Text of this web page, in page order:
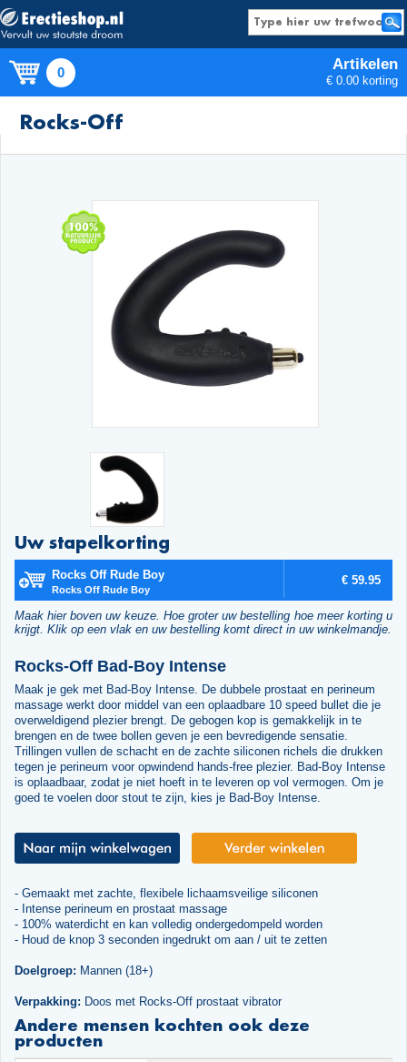
0 Artikelen
€ 0.00 korting
Rocks-Off
Uw stapelkorting
Rocks Off Rude Boy
Rocks Off Rude Boy
€ 59.95
Maak hier boven uw keuze. Hoe groter uw bestelling hoe meer korting u
krijgt. Klik op een vlak en uw bestelling komt direct in uw winkelmandje.
Rocks-Off Bad-Boy Intense
Maak je gek met Bad-Boy Intense. De dubbele prostaat en perineum
massage werkt door middel van een oplaadbare 10 speed bullet die je
overweldigend plezier brengt. De gebogen kop is gemakkelijk in te
brengen en de twee bollen geven je een bevredigende sensatie.
Trillingen vullen de schacht en de zachte siliconen richels die drukken
tegen je perineum voor opwindend hands-free plezier. Bad-Boy Intense
is oplaadbaar, zodat je niet hoeft in te leveren op vol vermogen. Om je
goed te voelen door stout te zijn, kies je Bad-Boy Intense.
- Gemaakt met zachte, flexibele lichaamsveilige siliconen
- Intense perineum en prostaat massage
- 100% waterdicht en kan volledig ondergedompeld worden
- Houd de knop 3 seconden ingedrukt om aan / uit te zetten
Doelgroep: Mannen (18+)
Verpakking: Doos met Rocks-Off prostaat vibrator
Andere mensen kochten ook deze
producten